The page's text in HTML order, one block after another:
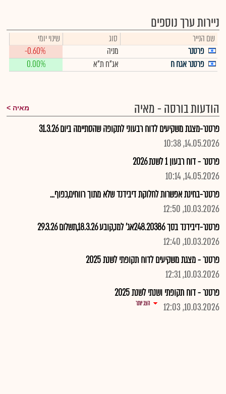
ניירות ערך נוספים
שם הנייר סוג
שינוי יומי
פרטנר
מניה
-0.60%
פרטנר אגח ח
אג"ח ת"א 0.00%
הודעות בורסה - מאיה מאיה
פרטנר-מצגת משקיעים לדוח רבעוני לתקופה שהסתיימה ביום 31.3.26
14.05.2026, 10:38
פרטנר - דוח רבעון 1 לשנת 2026
14.05.2026, 10:14
פרטנר-בחינת אפשרות לחלוקת דיבידנד שלא מתוך רווחים,כפוף...
10.03.2026, 12:50
פרטנר-דיבידנד בסך 248.20386אג' למנ,קובע 18.3.26,תשלום 29.3.26
10.03.2026, 12:40
פרטנר - מצגת משקיעים לדוח תקופתי לשנת 2025
10.03.2026, 12:31
פרטנר - דוח תקופתי ושנתי לשנת 2025
10.03.2026, 12:03
הצג יותר